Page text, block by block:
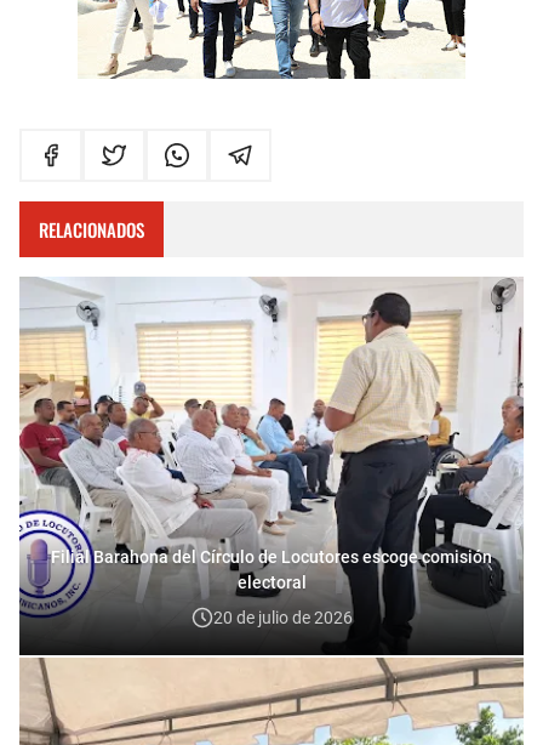
RELACIONADOS
Filial Barahona del Círculo de Locutores escoge comisión
electoral
20 de julio de 2026